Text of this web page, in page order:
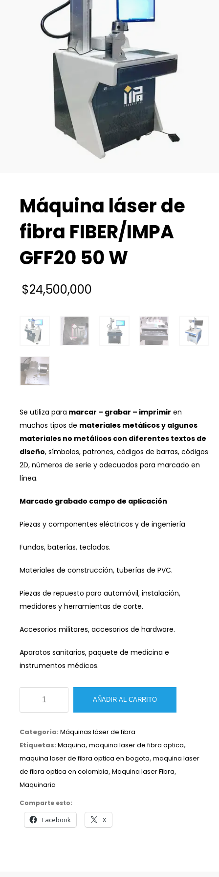
Máquina láser de
fibra FIBER/IMPA
GFF20 50 W
$24,500,000
Se utiliza para marcar – grabar – imprimir en
muchos tipos de materiales metálicos y algunos
materiales no metálicos con diferentes textos de
diseño, símbolos, patrones, códigos de barras, códigos
2D, números de serie y adecuados para marcado en
línea.
Marcado grabado campo de aplicación
Piezas y componentes eléctricos y de ingeniería
Fundas, baterías, teclados.
Materiales de construcción, tuberías de PVC.
Piezas de repuesto para automóvil, instalación,
medidores y herramientas de corte.
Accesorios militares, accesorios de hardware.
Aparatos sanitarios, paquete de medicina e
instrumentos médicos.
fibra
FIBER/IMPA
GFF20
50
W
cantidad
AÑADIR AL CARRITO
Categoría: Máquinas láser de fibra
Etiquetas: Maquina, maquina laser de fibra optica,
maquina laser de fibra optica en bogota, maquina laser
de fibra optica en colombia, Maquina laser Fibra,
Maquinaria
Comparte esto:
Facebook X